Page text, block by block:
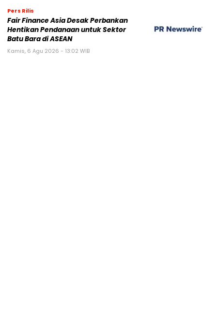
Pers Rilis
Fair Finance Asia Desak Perbankan
Hentikan Pendanaan untuk Sektor
Batu Bara di ASEAN
Kamis, 6 Agu 2026 - 13:02 WIB